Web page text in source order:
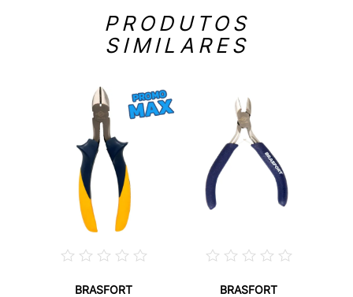
PRODUTOS
SIMILARES
BRASFORT
BRASFORT